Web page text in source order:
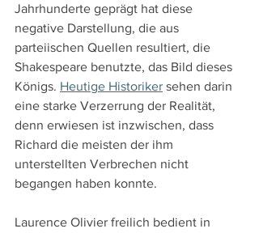
Jahrhunderte geprägt hat diese
negative Darstellung, die aus
parteiischen Quellen resultiert, die
Shakespeare benutzte, das Bild dieses
Königs. Heutige Historiker sehen darin
eine starke Verzerrung der Realität,
denn erwiesen ist inzwischen, dass
Richard die meisten der ihm
unterstellten Verbrechen nicht
begangen haben konnte.
Laurence Olivier freilich bedient in